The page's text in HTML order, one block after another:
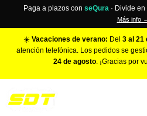
Paga a plazos con seQura · Divide
Más info
☀️ Vacaciones de verano: Del 3 al 21
atención telefónica. Los pedidos se
24 de agosto. ¡Gracias por
Make